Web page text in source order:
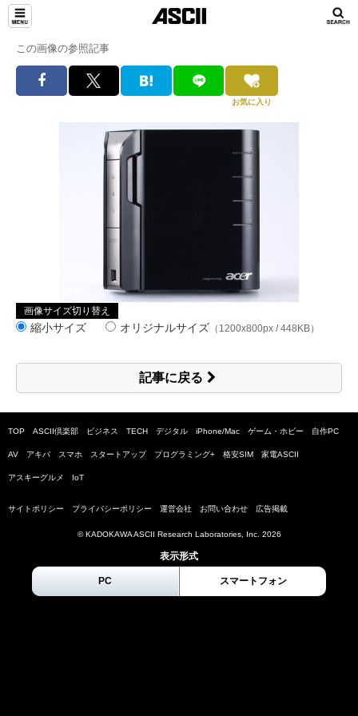
この画像の参照記事
お気に入り
画像サイズ切り替え
縮小サイズ オリジナルサイズ （1200x800px / 448KB）
記事に戻る
TOP ASCII倶楽部 ビジネス TECH デジタル iPhone/Mac ゲーム・ホビー 自作PC
AV アキバ スマホ スタートアップ プログラミング+ 格安SIM 家電ASCII
アスキーグルメ IoT
サイトポリシー プライバシーポリシー 運営会社 お問い合わせ 広告掲載
© KADOKAWA ASCII Research Laboratories, Inc. 2026
表示形式
PC スマートフォン